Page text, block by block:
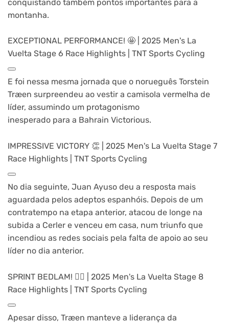
conquistando também pontos importantes para a
montanha.
EXCEPTIONAL PERFORMANCE! 🤩 | 2025 Men's La
Vuelta Stage 6 Race Highlights | TNT Sports Cycling
E foi nessa mesma jornada que o norueguês Torstein
Træen surpreendeu ao vestir a camisola vermelha de
líder, assumindo um protagonismo
inesperado para a Bahrain Victorious.
IMPRESSIVE VICTORY 👏 | 2025 Men's La Vuelta Stage 7
Race Highlights | TNT Sports Cycling
No dia seguinte, Juan Ayuso deu a resposta mais
aguardada pelos adeptos espanhóis. Depois de um
contratempo na etapa anterior, atacou de longe na
subida a Cerler e venceu em casa, num triunfo que
incendiou as redes sociais pela falta de apoio ao seu
líder no dia anterior.
SPRINT BEDLAM! 😵‍💫 | 2025 Men's La Vuelta Stage 8
Race Highlights | TNT Sports Cycling
Apesar disso, Træen manteve a liderança da